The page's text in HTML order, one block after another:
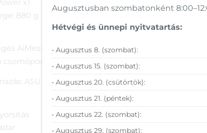
x1
880 g
AiMesh router
csomópont
ASUS Router APP
Augusztusban szombatonként
Hétvégi és ünnepi nyitvatartás:
• Augusztus 8. (szombat):
• Augusztus 15. (szombat):
• Augusztus 20. (csütörtök):
• Augusztus 21. (péntek):
• Augusztus 22. (szombat):
• Augusztus 29. (szombat):